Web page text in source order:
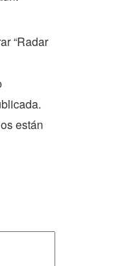
“Radar
están